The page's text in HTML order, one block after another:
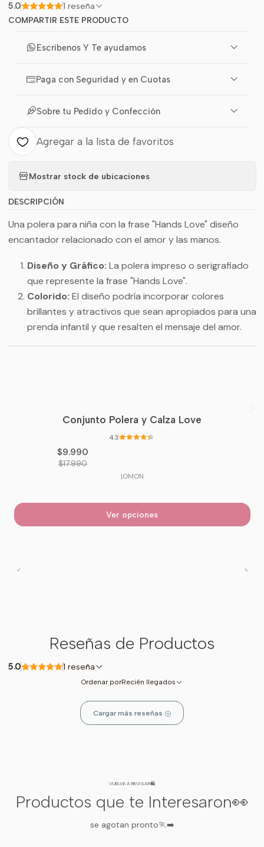
5.0 1 reseña
COMPARTIR ESTE PRODUCTO
Escribenos Y Te ayudamos
Paga con Seguridad y en Cuotas
Sobre tu Pedido y Confección
Agregar a la lista de favoritos
Mostrar stock de ubicaciones
DESCRIPCIÓN
Una polera para niña con la frase "Hands Love" diseño
encantador relacionado con el amor y las manos.
Diseño y Gráfico: La polera impreso o serigrafiado
que represente la frase "Hands Love".
Colorido: El diseño podría incorporar colores
brillantes y atractivos que sean apropiados para una
prenda infantil y que resalten el mensaje del amor.
Conjunto Polera y Calza Love
4.3
$9.990
$17.990
|OMON
Ver opciones
Reseñas de Productos
5.0 1 reseña
Ordenar porRecién llegados
Cargar más reseñas
VUELVE A REVISAR🛍️
Productos que te Interesaron👀
se agotan pronto🏃‍➡️